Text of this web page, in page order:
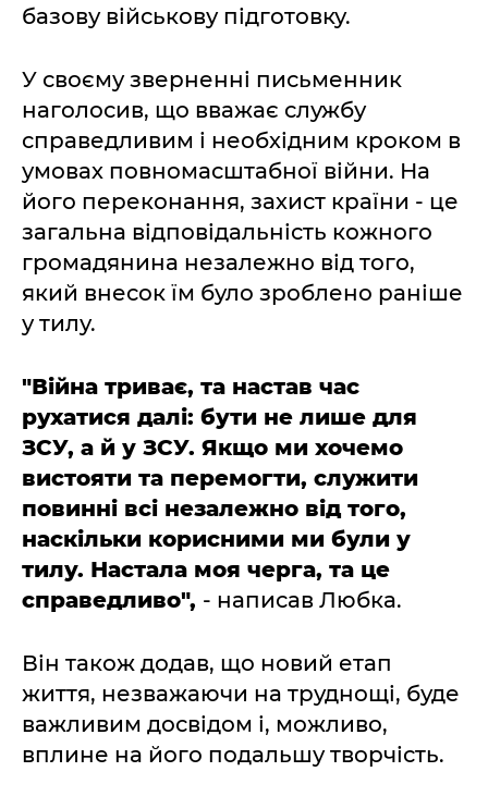
базову військову підготовку.
У своєму зверненні письменник
наголосив, що вважає службу
справедливим і необхідним кроком в
умовах повномасштабної війни. На
його переконання, захист країни - це
загальна відповідальність кожного
громадянина незалежно від того,
який внесок їм було зроблено раніше
у тилу.
"Війна триває, та настав час
рухатися далі: бути не лише для
ЗСУ, а й у ЗСУ. Якщо ми хочемо
вистояти та перемогти, служити
повинні всі незалежно від того,
наскільки корисними ми були у
тилу. Настала моя черга, та це
справедливо", - написав Любка.
Він також додав, що новий етап
життя, незважаючи на труднощі, буде
важливим досвідом і, можливо,
вплине на його подальшу творчість.